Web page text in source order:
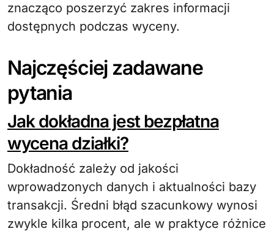
znacząco poszerzyć zakres informacji
dostępnych podczas wyceny.
Najczęściej zadawane
pytania
Jak dokładna jest bezpłatna
wycena działki?
Dokładność zależy od jakości
wprowadzonych danych i aktualności bazy
transakcji. Średni błąd szacunkowy wynosi
zwykle kilka procent, ale w praktyce różnice